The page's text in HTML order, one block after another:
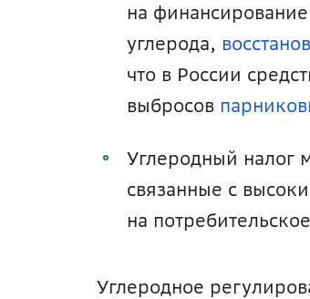
на
углерода,
что в России
выбросов
Углеродный налог
связанные с
на
Углеродное